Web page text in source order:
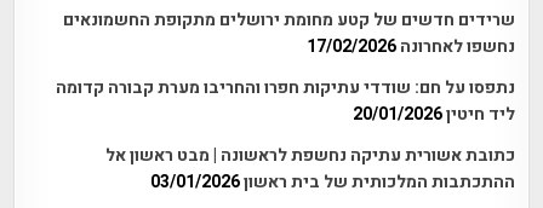
שרידים חדשים של קטע מחומת ירושלים מתקופת החשמונאים
נחשפו לאחרונה 17/02/2026
נתפסו על חם: שודדי עתיקות חפרו והחריבו מערת קבורה קדומה
ליד חיטין20/01/2026
כתובת אשורית עתיקה נחשפת לראשונה | מבט ראשון אל
ההתכתבות המלכותית של בית ראשון03/01/2026